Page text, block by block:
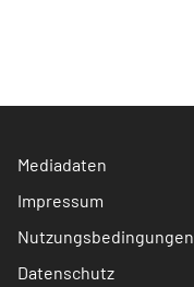
Mediadaten
Impressum
Nutzungsbedingungen
Datenschutz